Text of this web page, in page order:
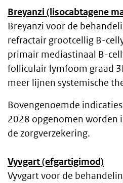
Breyanzi (lisocabtagene
Breyanzi voor de
refractair grootcellig B-
primair mediastinaal B-
folliculair lymfoom graad
meer lijnen systemische
Bovengenoemde
2028 opgenomen worden
de zorgverzekering.
Vyvgart (efgartigimod)
Vyvgart voor de